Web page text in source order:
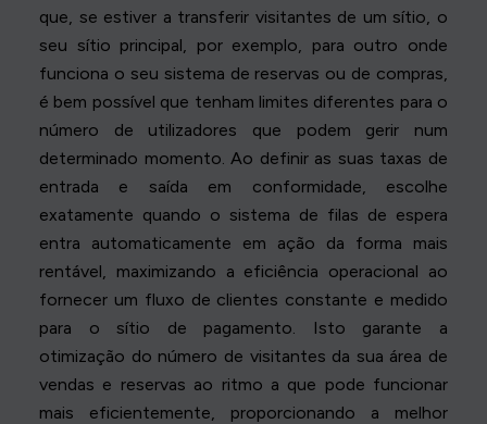
que, se estiver a transferir visitantes de um sítio, o
seu sítio principal, por exemplo, para outro onde
funciona o seu sistema de reservas ou de compras,
é bem possível que tenham limites diferentes para o
número de utilizadores que podem gerir num
determinado momento. Ao definir as suas taxas de
entrada e saída em conformidade, escolhe
exatamente quando o sistema de filas de espera
entra automaticamente em ação da forma mais
rentável, maximizando a eficiência operacional ao
fornecer um fluxo de clientes constante e medido
para o sítio de pagamento. Isto garante a
otimização do número de visitantes da sua área de
vendas e reservas ao ritmo a que pode funcionar
mais eficientemente, proporcionando a melhor